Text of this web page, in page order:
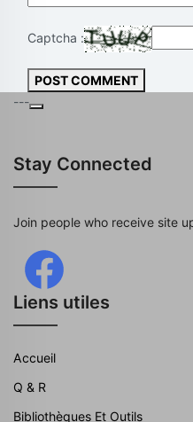
Captcha :
POST COMMENT
---
Stay Connected
Join people who receive site
Liens utiles
Accueil
Q & R
Bibliothèques Et Outils